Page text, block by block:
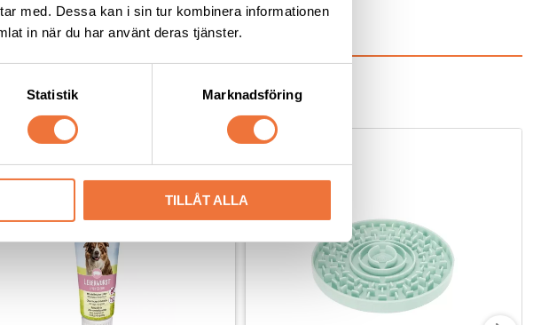
med. Dessa kan i sin tur kombinera informationen
in när du har använt deras tjänster.
Statistik Marknadsföring
TILLÅT ALLA